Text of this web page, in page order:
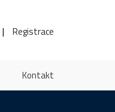
| Registrace
Kontakt